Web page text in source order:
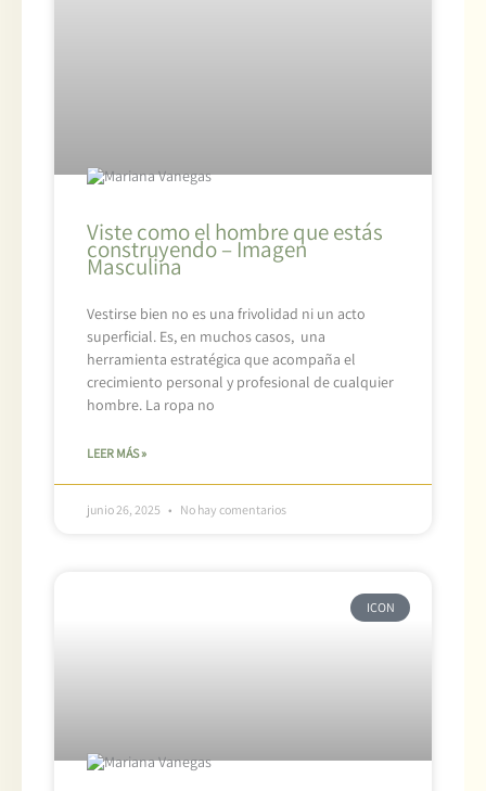
Viste como el hombre que estás
construyendo – Imagen
Masculina
Vestirse bien no es una frivolidad ni un acto
superficial. Es, en muchos casos, una
herramienta estratégica que acompaña el
crecimiento personal y profesional de cualquier
hombre. La ropa no
LEER MÁS »
junio 26, 2025 No hay comentarios
ICON